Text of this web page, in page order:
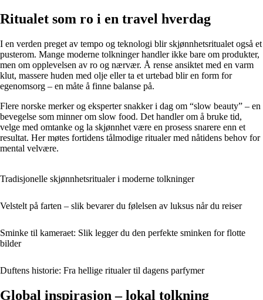
Ritualet som ro i en travel hverdag
I en verden preget av tempo og teknologi blir skjønnhetsritualet også et
pusterom. Mange moderne tolkninger handler ikke bare om produkter,
men om opplevelsen av ro og nærvær. Å rense ansiktet med en varm
klut, massere huden med olje eller ta et urtebad blir en form for
egenomsorg – en måte å finne balanse på.
Flere norske merker og eksperter snakker i dag om “slow beauty” – en
bevegelse som minner om slow food. Det handler om å bruke tid,
velge med omtanke og la skjønnhet være en prosess snarere enn et
resultat. Her møtes fortidens tålmodige ritualer med nåtidens behov for
mental velvære.
Tradisjonelle skjønnhetsritualer i moderne tolkninger
Velstelt på farten – slik bevarer du følelsen av luksus når du reiser
Sminke til kameraet: Slik legger du den perfekte sminken for flotte
bilder
Duftens historie: Fra hellige ritualer til dagens parfymer
Global inspirasjon – lokal tolkning